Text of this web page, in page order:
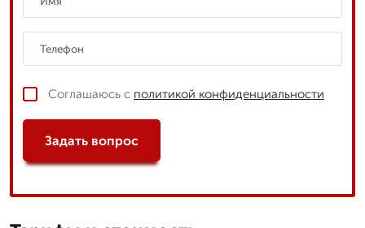
Соглашаюсь с политикой конфиденциальности
Задать вопрос